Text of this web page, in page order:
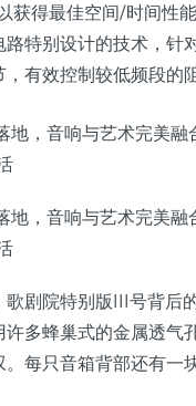
获得最佳空间/时间性
路特别设计的技术，针
有效控制较低频段的
歌剧院特别版III号背后
许多蜂巢式的金属透气
。每只音箱背部还有一